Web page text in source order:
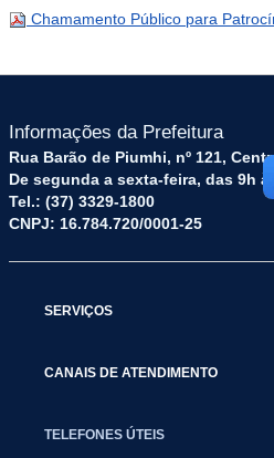
Chamamento Público para
Informações da Prefeitura
Rua Barão de Piumhi, nº 121,
De segunda a sexta-feira, das 9h
Tel.: (37) 3329-1800
CNPJ: 16.784.720/0001-25
SERVIÇOS
CANAIS DE ATENDIMENTO
TELEFONES ÚTEIS